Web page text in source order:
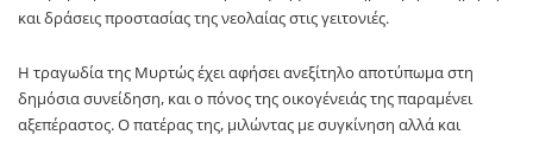
και δράσεις προστασίας της νεολαίας στις γειτονιές.
Η τραγωδία της Μυρτώς έχει αφήσει ανεξίτηλο αποτύπωμα στη
δημόσια συνείδηση, και ο πόνος της οικογένειάς της παραμένει
αξεπέραστος. Ο πατέρας της, μιλώντας με συγκίνηση αλλά και